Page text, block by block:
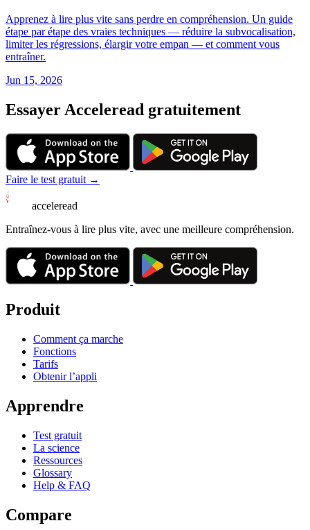
Apprenez à lire plus vite sans perdre en compréhension. Un guide
étape par étape des vraies techniques — réduire la subvocalisation,
limiter les régressions, élargir votre empan — et comment vous
entraîner.
Jun 15, 2026
Essayer Acceleread gratuitement
Faire le test gratuit →
acceleread
Entraînez-vous à lire plus vite, avec une meilleure compréhension.
Produit
Comment ça marche
Fonctions
Tarifs
Obtenir l’appli
Apprendre
Test gratuit
La science
Ressources
Glossary
Help & FAQ
Compare